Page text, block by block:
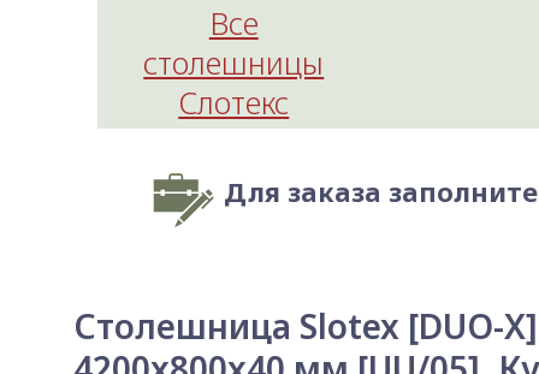
Все
столешницы
Слотекс
Для заказа
Столешница Slotex [DUO-X]